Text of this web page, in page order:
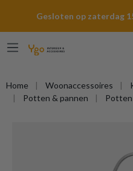
Gesloten op zaterdag
Home Woonaccessoires
Potten & pannen
Potten